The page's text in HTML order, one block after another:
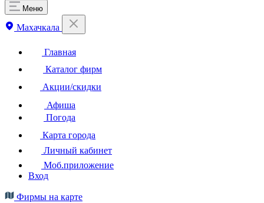
Меню
Махачкала
Главная
Каталог фирм
Акции/скидки
Афиша
Погода
Карта города
Личный кабинет
Моб.приложение
Вход
Фирмы на карте